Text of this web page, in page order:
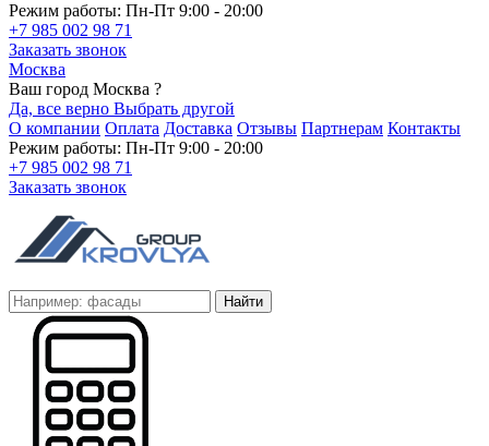
Режим работы: Пн-Пт 9:00 - 20:00
+7 985 002 98 71
Заказать звонок
Москва
Ваш город Москва ?
Да, все верно Выбрать другой
О компании Оплата Доставка Отзывы Партнерам Контакты
Режим работы: Пн-Пт 9:00 - 20:00
+7 985 002 98 71
Заказать звонок
Найти